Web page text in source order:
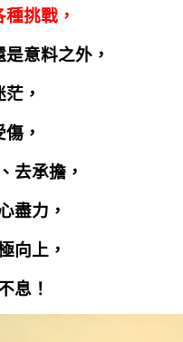
挑戰，
意料之外，
，
，
去承擔，
盡力，
向上，
息！